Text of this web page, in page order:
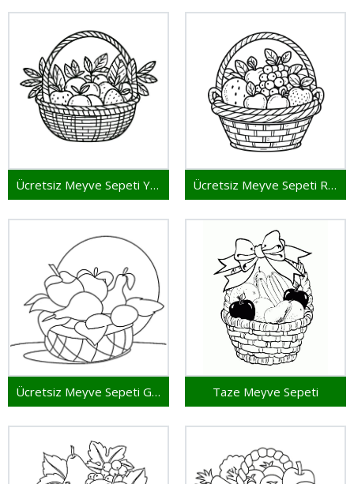
Ücretsiz Meyve Sepeti Yazdırma Ücretsiz Meyve Sepeti Resmi
Ücretsiz Meyve Sepeti Görseli Taze Meyve Sepeti